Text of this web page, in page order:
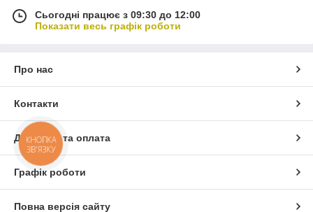
Сьогодні працює з 09:30 до 12:00
Показати весь графік роботи
Про нас
Контакти
Доставка та оплата
Графік роботи
Повна версія сайту
КНОПКА
ЗВ'ЯЗКУ